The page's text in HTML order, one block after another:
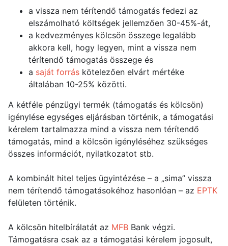
a vissza nem térítendő támogatás fedezi az
elszámolható költségek jellemzően 30-45%-át,
a kedvezményes kölcsön összege legalább
akkora kell, hogy legyen, mint a vissza nem
térítendő támogatás összege és
a saját forrás kötelezően elvárt mértéke
általában 10-25% közötti.
A kétféle pénzügyi termék (támogatás és kölcsön)
igénylése egységes eljárásban történik, a támogatási
kérelem tartalmazza mind a vissza nem térítendő
támogatás, mind a kölcsön igényléséhez szükséges
összes információt, nyilatkozatot stb.
A kombinált hitel teljes ügyintézése – a „sima” vissza
nem térítendő támogatásokéhoz hasonlóan – az EPTK
felületen történik.
A kölcsön hitelbírálatát az MFB Bank végzi.
Támogatásra csak az a támogatási kérelem jogosult,